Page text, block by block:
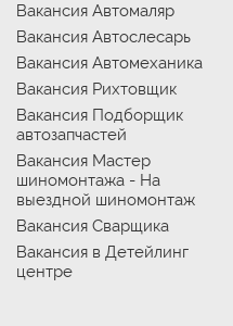
Вакансия Автомаляр
Вакансия Автослесарь
Вакансия Автомеханика
Вакансия Рихтовщик
Вакансия Подборщик
автозапчастей
Вакансия Мастер
шиномонтажа - На
выездной шиномонтаж
Вакансия Сварщика
Вакансия в Детейлинг
центре